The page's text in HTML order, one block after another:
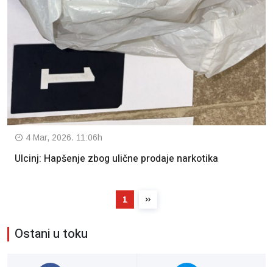
4 Mar, 2026. 11:06h
Ulcinj: Hapšenje zbog ulične prodaje narkotika
1
Ostani u toku